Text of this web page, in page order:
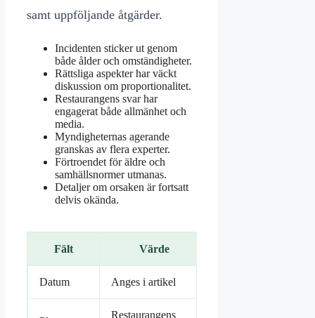
samt uppföljande åtgärder.
Incidenten sticker ut genom
både ålder och omständigheter.
Rättsliga aspekter har väckt
diskussion om proportionalitet.
Restaurangens svar har
engagerat både allmänhet och
media.
Myndigheternas agerande
granskas av flera experter.
Förtroendet för äldre och
samhällsnormer utmanas.
Detaljer om orsaken är fortsatt
delvis okända.
Fält Värde
Datum Anges i artikel
Restaurangens